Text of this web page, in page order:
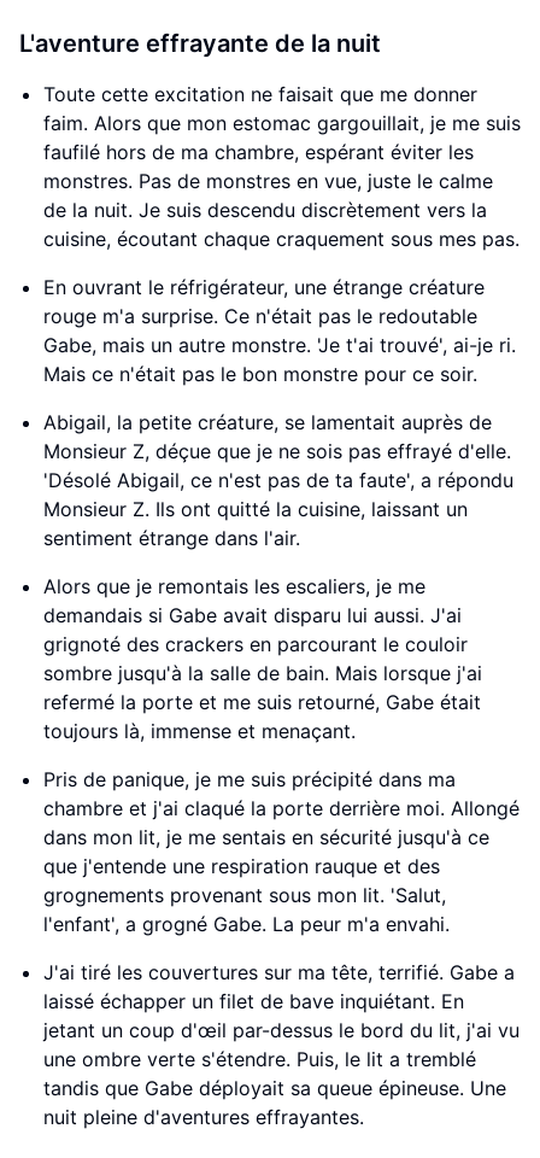
L'aventure effrayante de la nuit
Toute cette excitation ne faisait que me donner
faim. Alors que mon estomac gargouillait, je me suis
faufilé hors de ma chambre, espérant éviter les
monstres. Pas de monstres en vue, juste le calme
de la nuit. Je suis descendu discrètement vers la
cuisine, écoutant chaque craquement sous mes pas.
En ouvrant le réfrigérateur, une étrange créature
rouge m'a surprise. Ce n'était pas le redoutable
Gabe, mais un autre monstre. 'Je t'ai trouvé', ai-je ri.
Mais ce n'était pas le bon monstre pour ce soir.
Abigail, la petite créature, se lamentait auprès de
Monsieur Z, déçue que je ne sois pas effrayé d'elle.
'Désolé Abigail, ce n'est pas de ta faute', a répondu
Monsieur Z. Ils ont quitté la cuisine, laissant un
sentiment étrange dans l'air.
Alors que je remontais les escaliers, je me
demandais si Gabe avait disparu lui aussi. J'ai
grignoté des crackers en parcourant le couloir
sombre jusqu'à la salle de bain. Mais lorsque j'ai
refermé la porte et me suis retourné, Gabe était
toujours là, immense et menaçant.
Pris de panique, je me suis précipité dans ma
chambre et j'ai claqué la porte derrière moi. Allongé
dans mon lit, je me sentais en sécurité jusqu'à ce
que j'entende une respiration rauque et des
grognements provenant sous mon lit. 'Salut,
l'enfant', a grogné Gabe. La peur m'a envahi.
J'ai tiré les couvertures sur ma tête, terrifié. Gabe a
laissé échapper un filet de bave inquiétant. En
jetant un coup d'œil par-dessus le bord du lit, j'ai vu
une ombre verte s'étendre. Puis, le lit a tremblé
tandis que Gabe déployait sa queue épineuse. Une
nuit pleine d'aventures effrayantes.